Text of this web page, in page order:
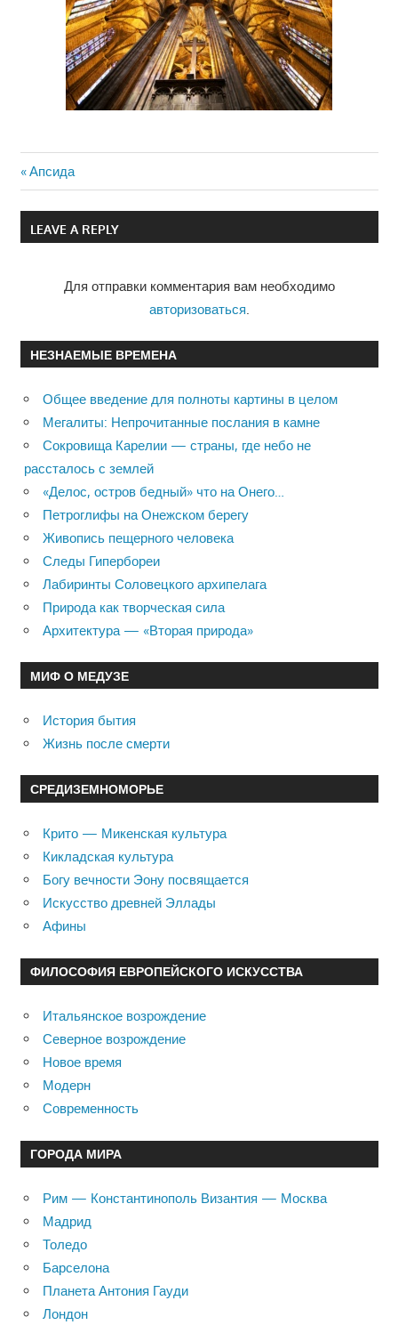
Навигация
по
Previous
Post:
Апсида
LEAVE A REPLY
Для отправки комментария вам необходимо
авторизоваться
НЕЗНАЕМЫЕ ВРЕМЕНА
Общее введение для полноты картины в целом
Мегалиты: Непрочитанные послания в камне
Сокровища Карелии — страны, где небо не
рассталось с землей
«Делос, остров бедный» что на Онего…
Петроглифы на Онежском берегу
Живопись пещерного человека
Следы Гипербореи
Лабиринты Соловецкого архипелага
Природа как творческая сила
Архитектура — «Вторая природа»
МИФ О МЕДУЗЕ
История бытия
Жизнь после смерти
СРЕДИЗЕМНОМОРЬЕ
Крито — Микенская культура
Кикладская культура
Богу вечности Эону посвящается
Искусство древней Эллады
Афины
ФИЛОСОФИЯ ЕВРОПЕЙСКОГО ИСКУССТВА
Итальянское возрождение
Северное возрождение
Новое время
Модерн
Современность
ГОРОДА МИРА
Рим — Константинополь Византия — Москва
Мадрид
Толедо
Барселона
Планета Антония Гауди
Лондон